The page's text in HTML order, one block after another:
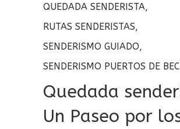
QUEDADA SENDERISTA,
RUTAS SENDERISTAS,
SENDERISMO GUIADO,
SENDERISMO PUERTOS DE
Quedada
Un Paseo por